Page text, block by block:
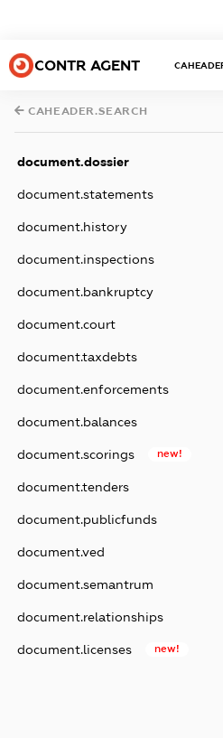
CONTR AGENT
CAHEADER.SEARCH
document.dossier
document.statements
document.history
document.inspections
document.bankruptcy
document.court
document.taxdebts
document.enforcements
document.balances
document.scorings new!
document.tenders
document.publicfunds
document.ved
document.semantrum
document.relationships
document.licenses new!